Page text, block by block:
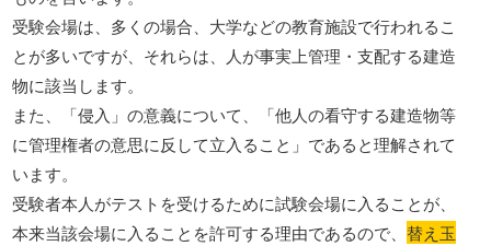
受験会場は、多くの場合、大学などの教育施設で行われるこ
とが多いですが、それらは、人が事実上管理・支配する建造
物に該当します。
また、「侵入」の意義について、「他人の看守する建造物等
に管理権者の意思に反して立入ること」であると理解されて
います。
受験者本人がテストを受けるために試験会場に入ることが、
本来当該会場に入ることを許可する理由であるので、 替え玉